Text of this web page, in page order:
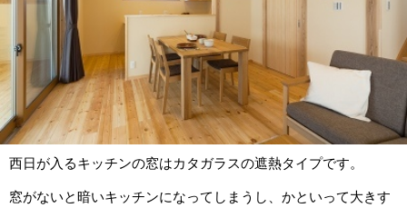
西日が入るキッチンの窓はカタガラスの遮熱タイプです。
窓がないと暗いキッチンになってしまうし、かといって大きす